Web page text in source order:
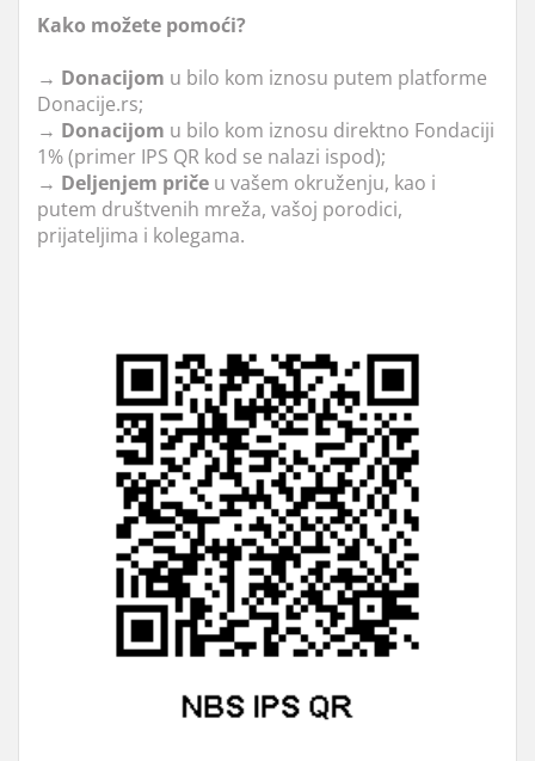
Kako možete pomoći?
→ Donacijom u bilo kom iznosu putem platforme
Donacije.rs;
→ Donacijom u bilo kom iznosu direktno Fondaciji
1% (primer IPS QR kod se nalazi ispod);
→ Deljenjem priče u vašem okruženju, kao i
putem društvenih mreža, vašoj porodici,
prijateljima i kolegama.